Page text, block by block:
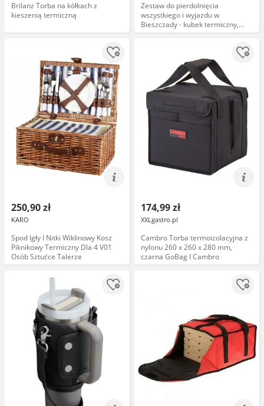
Brilanz Torba na kółkach z
kieszenią termiczną
Zestaw do pierdolnięcia
wszystkiego i wyjazdu w
Bieszczady - kubek termiczny,
worko-plecak i brelok
250,90 zł
KARO
Spod Igły I Nitki Wiklinowy Kosz
Piknikowy Termiczny Dla 4 V01
Osób Sztućce Talerze
174,99 zł
XXLgastro.pl
Cambro Torba termoizolacyjna z
nylonu 260 x 260 x 280 mm,
czarna GoBag I Cambro